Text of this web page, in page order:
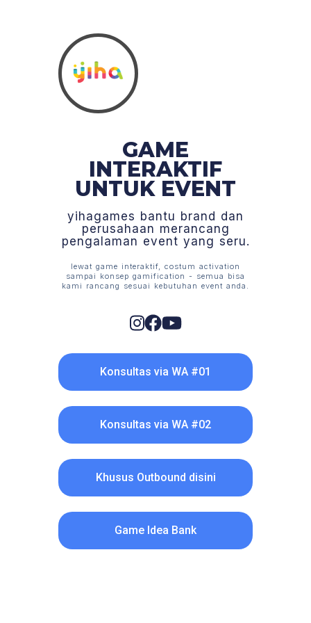
GAME
INTERAKTIF
UNTUK EVENT
yihagames bantu brand dan
perusahaan merancang
pengalaman event yang seru.
lewat game interaktif, costum activation
sampai konsep gamification - semua bisa
kami rancang sesuai kebutuhan event anda.
Konsultas via WA #01
Konsultas via WA #02
Khusus Outbound disini
Game Idea Bank